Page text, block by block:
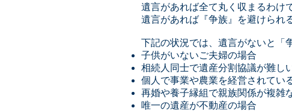
遺言があれば全て丸く収まるわけ
遺言があれば『争族』を避けられ
下記の状況では、遺言がないと「
子供がいないご夫婦の場合
相続人同士で遺産分割協議が難し
個人で事業や農業を経営されてい
再婚や養子縁組で親族関係が複雑
唯一の遺産が不動産の場合